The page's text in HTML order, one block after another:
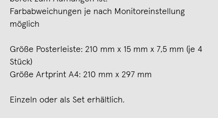
Farbabweichungen je nach Monitoreinstellung
möglich
Größe Posterleiste: 210 mm x 15 mm x 7,5 mm (je 4
Stück)
Größe Artprint A4: 210 mm x 297 mm
Einzeln oder als Set erhältlich.